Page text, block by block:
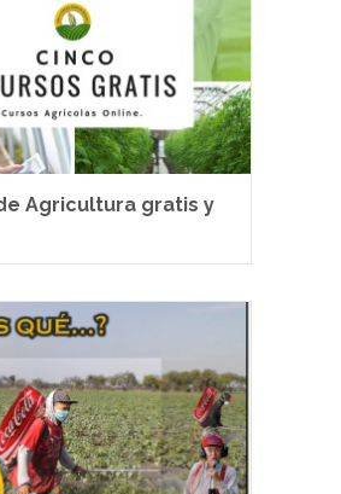
Agricultura gratis y